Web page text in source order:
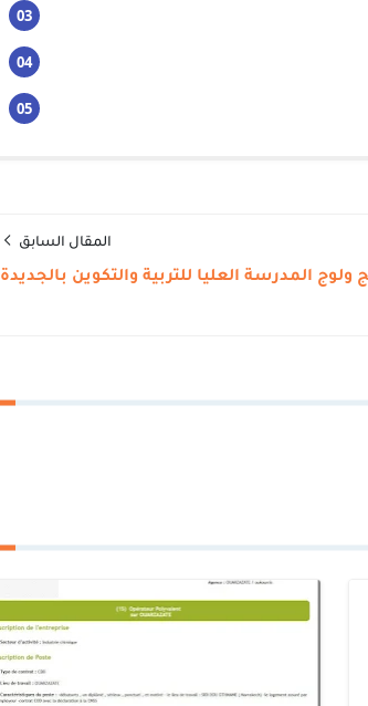
المقال السابق
ولوج المدرسة العليا للتربية والتكوين بالجديدة